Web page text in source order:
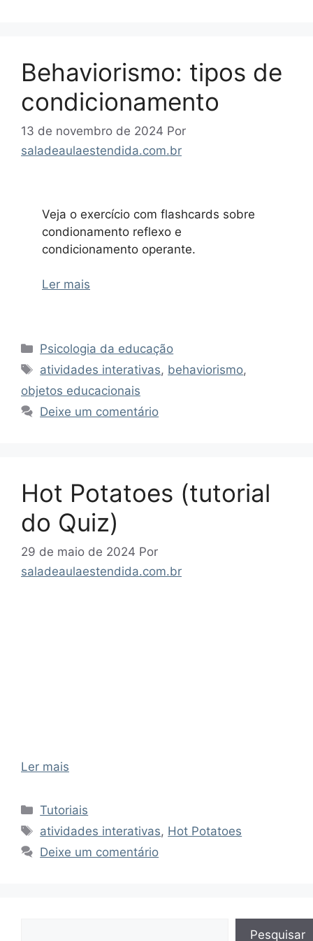
Behaviorismo: tipos de
condicionamento
13 de novembro de 2024 Por
saladeaulaestendida.com.br
Veja o exercício com flashcards sobre
condionamento reflexo e
condicionamento operante.
Ler mais
Categorias
Psicologia da educação
Tags
atividades interativas, behaviorismo,
objetos educacionais
Deixe um comentário
Hot Potatoes (tutorial
do Quiz)
29 de maio de 2024 Por
saladeaulaestendida.com.br
Ler mais
Categorias
Tutoriais
Tags
atividades interativas, Hot Potatoes
Deixe um comentário
Pesquisar